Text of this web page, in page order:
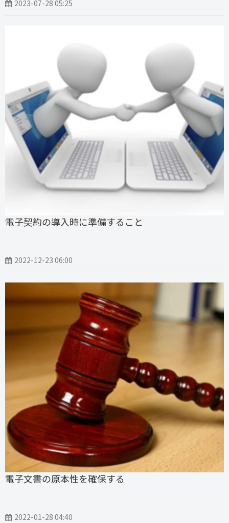
2023-07-28 05:25
電子契約の導入時に準備すること
2022-12-23 06:00
電子文書の原本性を確保する
2022-01-28 04:40